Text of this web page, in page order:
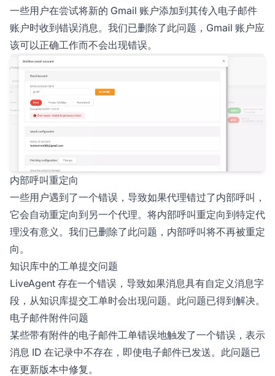
一些用户在尝试将新的 Gmail 账户添加到其传入电子邮件
账户时收到错误消息。我们已删除了此问题，Gmail 账户应
该可以正确工作而不会出现错误。
内部呼叫重定向
一些用户遇到了一个错误，导致如果代理错过了内部呼叫，
它会自动重定向到另一个代理。将内部呼叫重定向到特定代
理没有意义。我们已删除了此问题，内部呼叫将不再被重定
向。
知识库中的工单提交问题
LiveAgent 存在一个错误，导致如果消息具有自定义消息字
段，从知识库提交工单时会出现问题。此问题已得到解决。
电子邮件附件问题
某些带有附件的电子邮件工单错误地触发了一个错误，表示
消息 ID 在记录中不存在，即使电子邮件已发送。此问题已
在更新版本中修复。